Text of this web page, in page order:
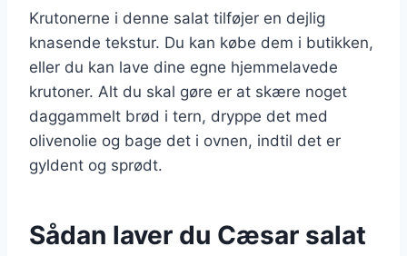
Krutonerne i denne salat tilføjer en dejlig
knasende tekstur. Du kan købe dem i butikken,
eller du kan lave dine egne hjemmelavede
krutoner. Alt du skal gøre er at skære noget
daggammelt brød i tern, dryppe det med
olivenolie og bage det i ovnen, indtil det er
gyldent og sprødt.
Sådan laver du Cæsar salat